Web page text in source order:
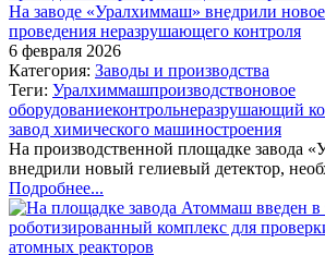
На заводе «Уралхиммаш» внедрили
проведения неразрушающего контроля
6 февраля 2026
Категория: Заводы и производства
Теги: Уралхиммашпроизводствоновое
оборудованиеконтрольнеразрушающий
завод химического машиностроения
На производственной площадке завода
внедрили новый гелиевый детектор,
Подробнее...